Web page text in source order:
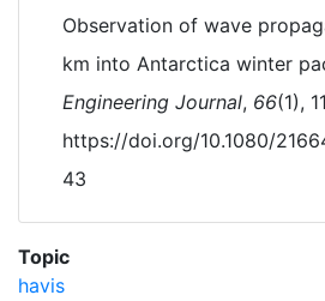
Observation of wave
km into Antarctica winter
Engineering Journal, 66(1),
https://doi.org/10.1080/
43
Topic
havis